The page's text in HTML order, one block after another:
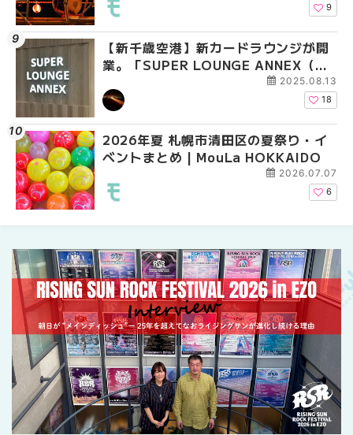
9
【新千歳空港】新カードラウンジが開
業。「SUPER LOUNGE ANNEX（ス
ーパーラウンジアネックス）」をご紹
介！！ | MouLa HOKKAIDO
2025.08.13
18
2026年夏 札幌市清田区の夏祭り・イ
ベントまとめ | MouLa HOKKAIDO
2026.07.07
6
2026年夏 札幌市中央
ベントまとめ |
2026年夏 恵庭市・千
イベントまとめ |
【新千歳空港】新カー
業。「SUPER
ーパーラウンジアネッ
介！！ | MouLa
2026年夏 札幌市豊平
ベントまとめ |